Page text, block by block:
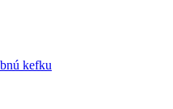
kefku